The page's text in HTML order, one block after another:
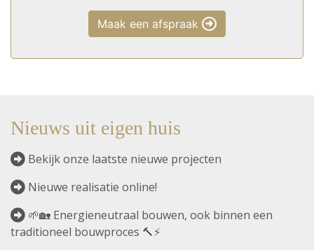
Maak een afspraak
Nieuws uit eigen huis
Bekijk onze laatste nieuwe projecten
Nieuwe realisatie online!
🌱🏡 Energieneutraal bouwen, ook binnen een
traditioneel bouwproces 🔨⚡